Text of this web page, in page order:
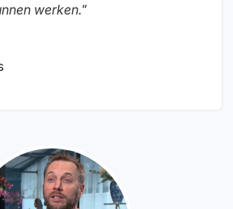
werken."